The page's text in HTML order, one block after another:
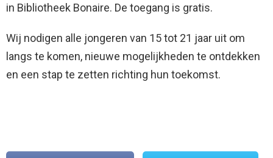
in Bibliotheek Bonaire. De toegang is gratis.
Wij nodigen alle jongeren van 15 tot 21 jaar uit om
langs te komen, nieuwe mogelijkheden te ontdekken
en een stap te zetten richting hun toekomst.